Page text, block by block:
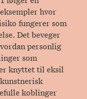
hvor
fungerer som
Det beveger
personlig
som
knyttet til eksil
koblinger